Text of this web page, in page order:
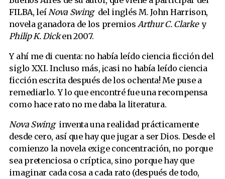
FILBA, leí Nova Swingdel inglés M. John Harrison,
novela ganadora de los premios Arthur C. Clarkey
Philip K. Dicken 2007.
Y ahí me di cuenta: no había leído ciencia ficción del
siglo XXI. Incluso más, ¡casi no había leído ciencia
ficción escrita después de los ochenta! Me puse a
remediarlo. Y lo que encontré fue una recompensa
como hace rato no me daba la literatura.
Nova Swinginventa una realidad prácticamente
desde cero, así que hay que jugar a ser Dios. Desde el
comienzo la novela exige concentración, no porque
sea pretenciosa o críptica, sino porque hay que
imaginar cada cosa a cada rato (después de todo,